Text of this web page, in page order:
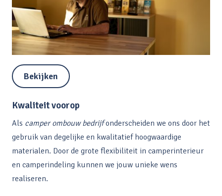
Bekijken
Kwaliteit voorop
Als camper ombouw bedrijfonderscheiden we ons door het
gebruik van degelijke en kwalitatief hoogwaardige
materialen. Door de grote flexibiliteit in camperinterieur
en camperindeling kunnen we jouw unieke wens
realiseren.